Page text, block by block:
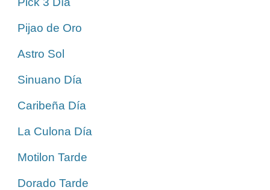
Pijao de Oro
Astro Sol
Sinuano Día
Caribeña Día
La Culona Día
Motilon Tarde
Dorado Tarde